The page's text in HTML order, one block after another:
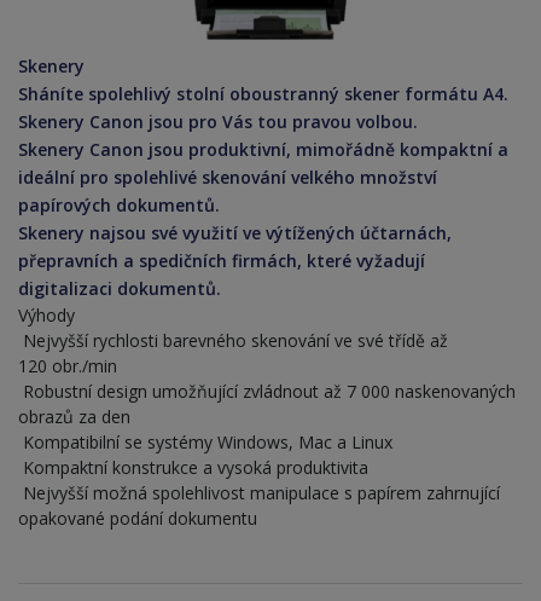
Skenery
Sháníte spolehlivý stolní oboustranný skener formátu A4.
Skenery Canon jsou pro Vás tou pravou volbou.
Skenery Canon jsou produktivní, mimořádně kompaktní a
ideální pro spolehlivé skenování velkého množství
papírových dokumentů.
Skenery najsou své využití ve výtížených účtarnách,
přepravních a spedičních firmách, které vyžadují
digitalizaci dokumentů.
Výhody
Nejvyšší rychlosti barevného skenování ve své třídě až
120 obr./min
Robustní design umožňující zvládnout až 7 000 naskenovaných
obrazů za den
Kompatibilní se systémy Windows, Mac a Linux
Kompaktní konstrukce a vysoká produktivita
Nejvyšší možná spolehlivost manipulace s papírem zahrnující
opakované podání dokumentu